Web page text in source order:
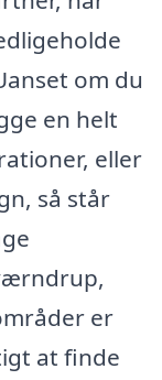
om du
en helt
eller
så står
er
at finde